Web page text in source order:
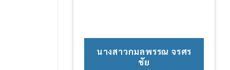
นางสาวกมลพรรณ จรศร
ชัย